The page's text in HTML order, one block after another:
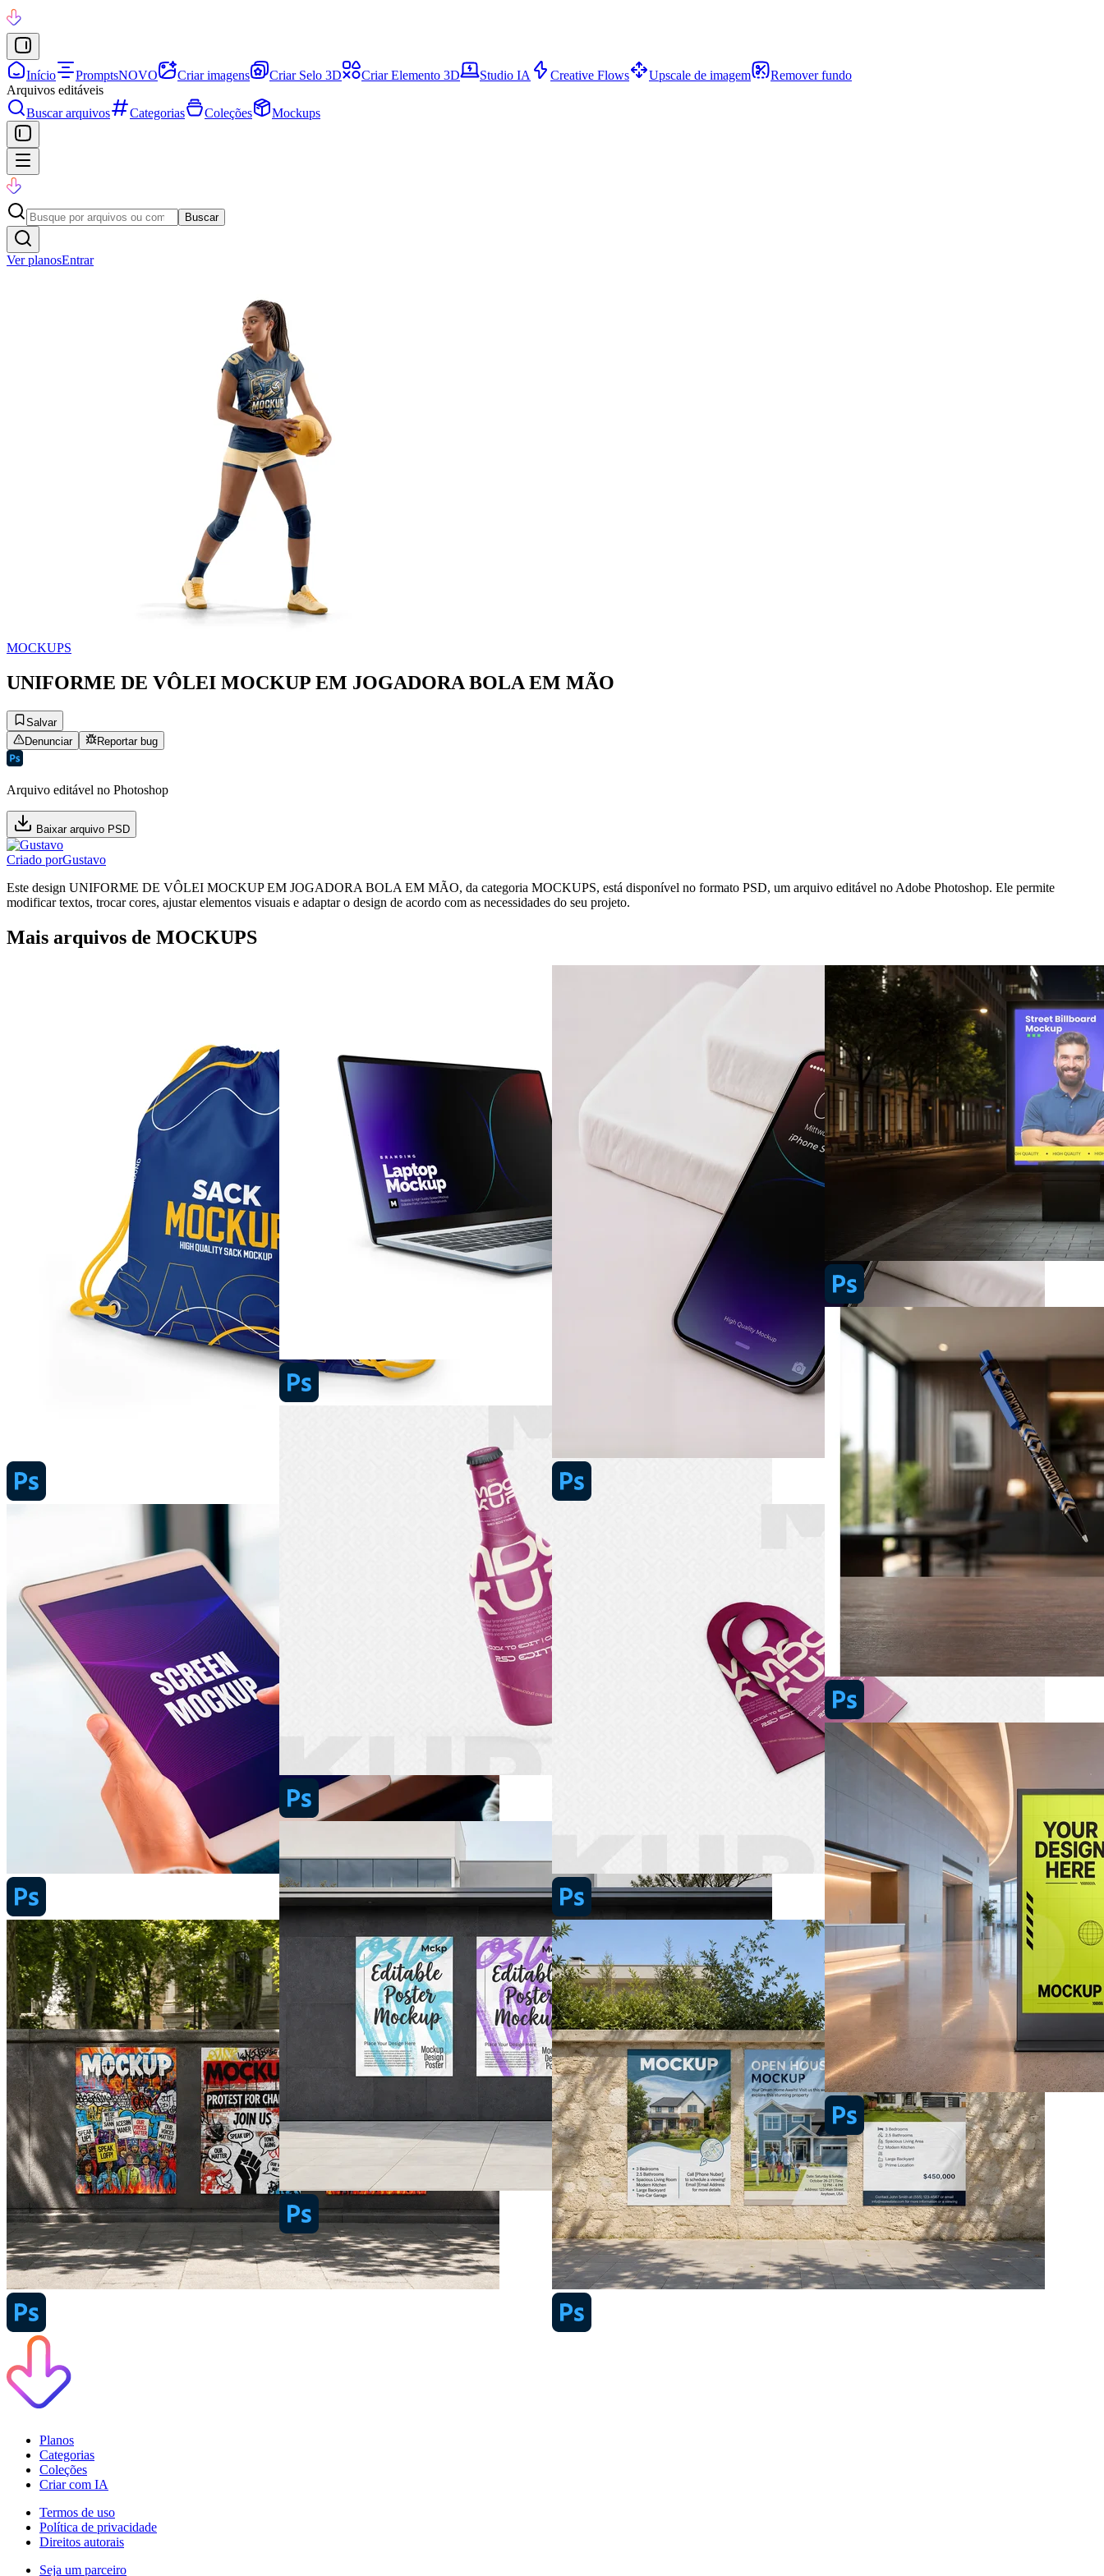
Início PromptsNOVO Criar imagens Criar Selo 3D Criar Elemento 3D Studio IA Creative Flows Upscale de imagem
Remover fundo
Arquivos editáveis
Buscar arquivos
Categorias Coleções Mockups
Buscar
Ver planosEntrar
MOCKUPS
UNIFORME DE VÔLEI MOCKUP EM JOGADORA BOLA EM MÃO
Salvar
Denunciar
Reportar bug
Arquivo editável no Photoshop
Baixar arquivo PSD
Criado porGustavo
Este design UNIFORME DE VÔLEI MOCKUP EM JOGADORA BOLA EM MÃO, da categoria MOCKUPS, está disponível no formato PSD, um arquivo editável no Adobe Photoshop. Ele permite
modificar textos, trocar cores, ajustar elementos visuais e adaptar o design de acordo com as necessidades do seu projeto.
Mais arquivos de MOCKUPS
Planos
Categorias
Coleções
Criar com IA
Termos de uso
Política de privacidade
Direitos autorais
Seja um parceiro